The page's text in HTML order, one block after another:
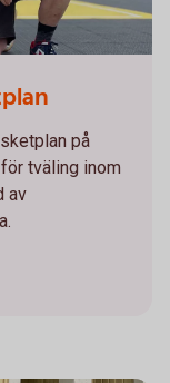
på
tväling inom
av